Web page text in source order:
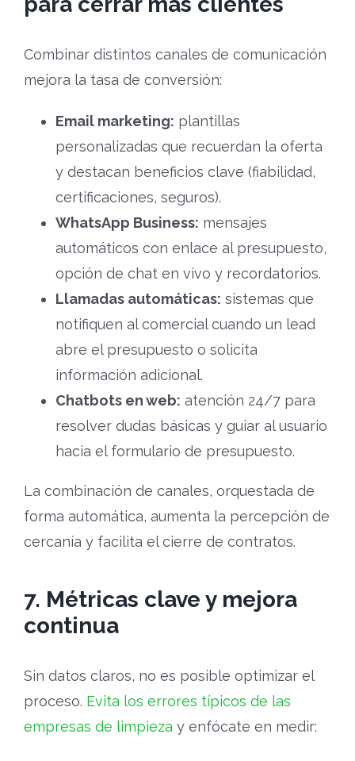
Combinar distintos canales de comunicación
mejora la tasa de conversión:
Email marketing: plantillas
personalizadas que recuerdan la oferta
y destacan beneficios clave (fiabilidad,
certificaciones, seguros).
WhatsApp Business: mensajes
automáticos con enlace al presupuesto,
opción de chat en vivo y recordatorios.
Llamadas automáticas: sistemas que
notifiquen al comercial cuando un lead
abre el presupuesto o solicita
información adicional.
Chatbots en web: atención 24/7 para
resolver dudas básicas y guiar al usuario
hacia el formulario de presupuesto.
La combinación de canales, orquestada de
forma automática, aumenta la percepción de
cercanía y facilita el cierre de contratos.
7. Métricas clave y mejora
continua
Sin datos claros, no es posible optimizar el
proceso. Evita los errores típicos de las
empresas de limpieza y enfócate en medir: